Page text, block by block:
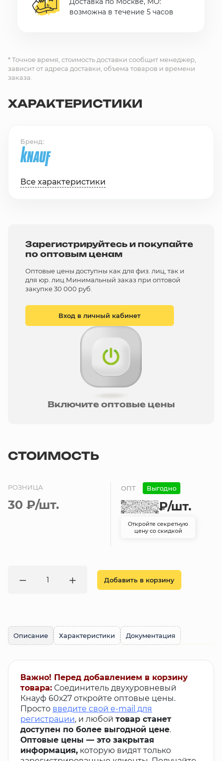
возможна в течение 5 часов
* Точное время, стоимость доставки сообщит менеджер,
зависит от адреса доставки, объема товаров и времени
заказа.
ХАРАКТЕРИСТИКИ
Бренд
Все характеристики
Зарегистрируйтесь и покупайте
по оптовым ценам
Оптовые цены доступны как для физ. лиц, так и
для юр. лиц Минимальный заказ при оптовой
закупке 30 000 руб.
Вход в личный кабинет
Включите оптовые цены
СТОИМОСТЬ
РОЗНИЦА
30 ₽/шт.
ОПТ Выгодно
₽/шт.
Откройте секретную
цену со скидкой
Добавить в корзину
Описание Характеристики Документация
Важно! Перед добавлением в корзину
товара: Соединитель двухуровневый
Кнауф 60х27 откройте оптовые цены.
Просто введите свой e-mail для
регистрации, и любой товар станет
доступен по более выгодной цене.
Оптовые цены — это закрытая
информация, которую видят только